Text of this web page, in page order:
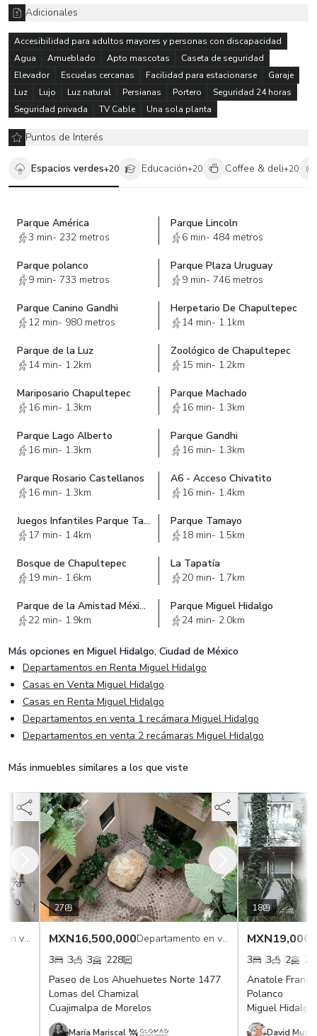
Adicionales
Accesibilidad para adultos mayores y personas con discapacidad
Agua
Amueblado Apto mascotas
Caseta de seguridad
Elevador
Escuelas cercanas Facilidad para estacionarse
Garaje
Luz
Lujo Luz natural Persianas Portero
Seguridad 24 horas
Seguridad privada
TV Cable Una sola planta
Puntos de Interés
Espacios verdes+20 Educación+20 Coffee & deli+20
Parque América
3 min- 232 metros
Parque Lincoln
6 min- 484 metros
Parque polanco
9 min- 733 metros
Parque Plaza Uruguay
9 min- 746 metros
Parque Canino Gandhi
12 min- 980 metros
Herpetario De Chapultepec
14 min- 1.1km
Parque de la Luz
14 min- 1.2km
Zoológico de Chapultepec
15 min- 1.2km
Mariposario Chapultepec
16 min- 1.3km
Parque Machado
16 min- 1.3km
Parque Lago Alberto
16 min- 1.3km
Parque Gandhi
16 min- 1.3km
Parque Rosario Castellanos
16 min- 1.3km
A6 - Acceso Chivatito
16 min- 1.4km
Juegos Infantiles Parque Tamayo
17 min- 1.4km
Parque Tamayo
18 min- 1.5km
Bosque de Chapultepec
19 min- 1.6km
La Tapatía
20 min- 1.7km
Parque de la Amistad México - Azerbaiyán
22 min- 1.9km
Parque Miguel Hidalgo
24 min- 2.0km
Más opciones en Miguel Hidalgo, Ciudad de México
Departamentos en Renta Miguel Hidalgo
Casas en Venta Miguel Hidalgo
Casas en Renta Miguel Hidalgo
Departamentos en venta 1 recámara Miguel Hidalgo
Departamentos en venta 2 recámaras Miguel Hidalgo
Más inmuebles similares a los que viste
Departamento en venta
27
MXN16,500,000
Departamento en venta
3
3 3
228
Paseo de Los Ahuehuetes Norte 1477
Lomas del Chamizal
Cuajimalpa de Morelos
María Mariscal
18
MXN
3 3 2
240
Anatole
Polanco
Miguel Hidalgo
David Mustri